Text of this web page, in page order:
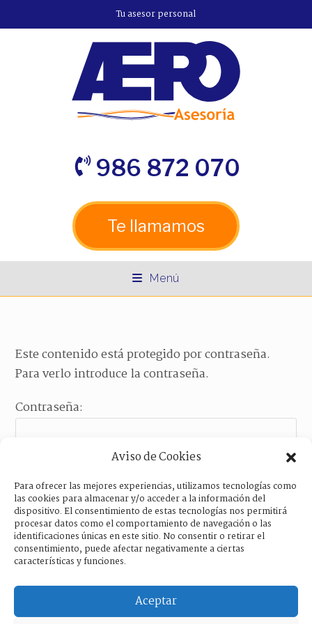
Aviso de Cookies
Para ofrecer las mejores experiencias, utilizamos tecnologías como
las cookies para almacenar y/o acceder a la información del
dispositivo. El consentimiento de estas tecnologías nos permitirá
procesar datos como el comportamiento de navegación o las
identificaciones únicas en este sitio. No consentir o retirar el
consentimiento, puede afectar negativamente a ciertas
características y funciones.
Aceptar
Tu asesor personal
986 872 070
Te llamamos
Menú
Este contenido está protegido por contraseña.
Para verlo introduce la contraseña.
Contraseña: